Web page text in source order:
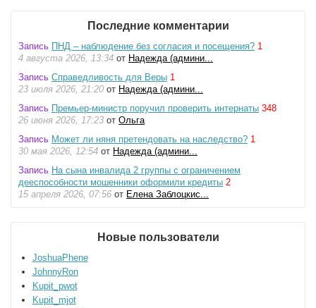
Последние комментарии
Запись ПНД – наблюдение без согласия и посещения? 1
4 августа 2026, 13:34 от Надежда (админи...
Запись Справедливость для Веры 1
23 июля 2026, 21:20 от Надежда (админи...
Запись Премьер-министр поручил проверить интернаты 348
26 июня 2026, 17:23 от Ольга
Запись Может ли няня претендовать на наследство? 1
30 мая 2026, 12:54 от Надежда (админи...
Запись На сына инвалида 2 группы с ограничением
дееспособности мошенники оформили кредиты 2
15 апреля 2026, 07:56 от Елена Заблоцкис...
Новые пользователи
JoshuaPhene
JohnnyRon
Kupit_pwot
Kupit_mjot